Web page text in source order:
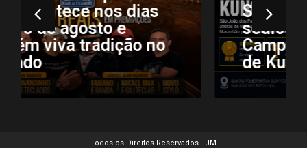
São João dos Patos
sediou a 6ª edição do
Campeonato Maranhense
de Kung Fu e Wushu
Todos os Direitos Reservados - JM